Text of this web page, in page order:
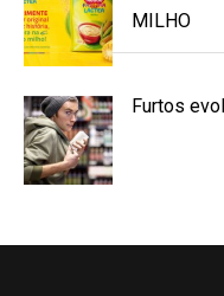
MILHO
Furtos